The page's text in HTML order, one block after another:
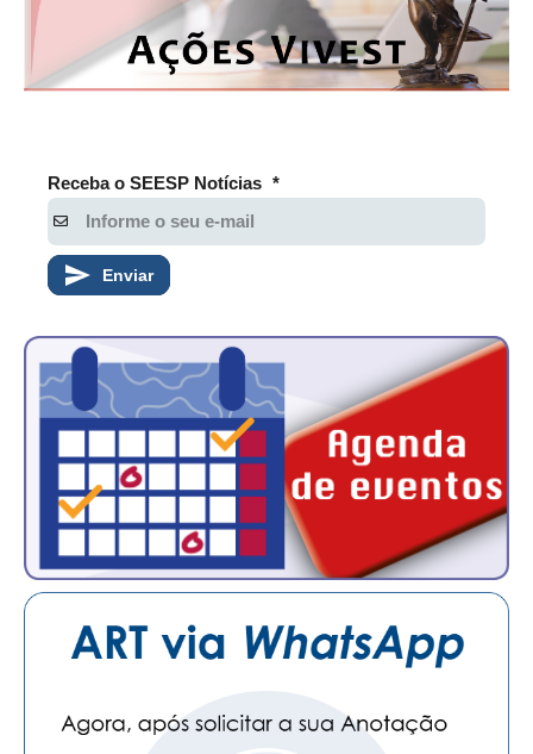
ATUALIZAÇÃO CADASTRAL
NÚCLEO JOVEM
Receba o SEESP Notícias *
Enviar